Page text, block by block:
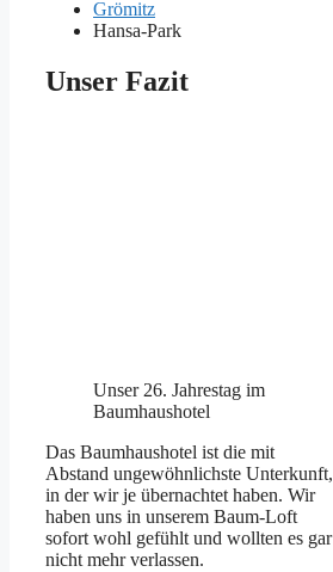
Grömitz
Hansa-Park
Unser Fazit
Unser 26. Jahrestag im
Baumhaushotel
Das Baumhaushotel ist die mit
Abstand ungewöhnlichste Unterkunft,
in der wir je übernachtet haben. Wir
haben uns in unserem Baum-Loft
sofort wohl gefühlt und wollten es gar
nicht mehr verlassen.